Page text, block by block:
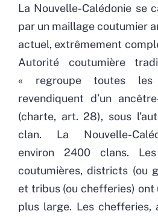
La Nouvelle-Calédonie se
par un maillage coutumier
actuel, extrêmement
Autorité coutumière
« regroupe toutes
revendiquent d’un
(charte, art. 28), sous
clan. La Nouvelle-
environ 2400 clans.
coutumières, districts (ou
et tribus (ou chefferies)
plus large. Les chefferies,